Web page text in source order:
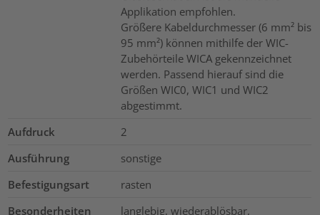
Applikation empfohlen.
Größere Kabeldurchmesser (6 mm² bis
95 mm²) können mithilfe der WIC-
Zubehörteile WICA gekennzeichnet
werden. Passend hierauf sind die
Größen WIC0, WIC1 und WIC2
abgestimmt.
Aufdruck
2
Ausführung
sonstige
Befestigungsart
rasten
Besonderheiten
langlebig, wiederablösbar,